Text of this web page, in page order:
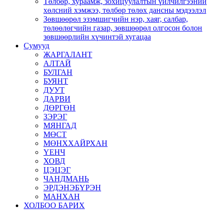
хөлсний хэмжээ, төлбөр төлөх дансны мэдээлэл
Зөвшөөрөл эзэмшигчийн нэр, хаяг, салбар,
төлөөлөгчийн газар, зөвшөөрөл олгосон болон
зөвшөөрлийн хүчинтэй хугацаа
Сумууд
ЖАРГАЛАНТ
АЛТАЙ
БУЛГАН
БУЯНТ
ДУУТ
ДАРВИ
ДӨРГӨН
ЗЭРЭГ
МЯНГАД
МӨСТ
МӨНХХАЙРХАН
ҮЕНЧ
ХОВД
ЦЭЦЭГ
ЧАНДМАНЬ
ЭРДЭНЭБҮРЭН
МАНХАН
ХОЛБОО БАРИХ